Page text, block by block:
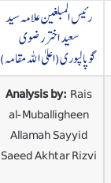
رئیس المبلغین علامہ سید
سعید اختر رضوی
گوپالپوری(اعلیٰ اللہ مقامہ)
Analysis by: Rais
al-Muballigheen
Allamah Sayyid
Saeed Akhtar Rizvi